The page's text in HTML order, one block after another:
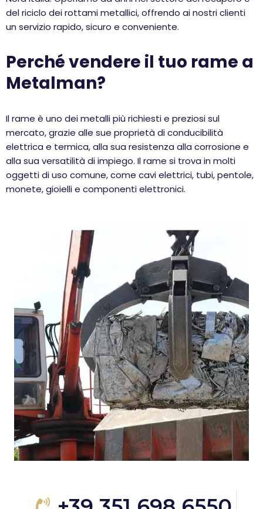
del riciclo dei rottami metallici, offrendo ai nostri clienti
un servizio rapido, sicuro e conveniente.
Perché vendere il tuo rame a
Metalman?
Il rame è uno dei metalli più richiesti e preziosi sul
mercato, grazie alle sue proprietà di conducibilità
elettrica e termica, alla sua resistenza alla corrosione e
alla sua versatilità di impiego. Il rame si trova in molti
oggetti di uso comune, come cavi elettrici, tubi, pentole,
monete, gioielli e componenti elettronici.